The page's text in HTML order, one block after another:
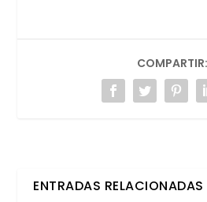
COMPARTIR:
ENTRADAS RELACIONADAS